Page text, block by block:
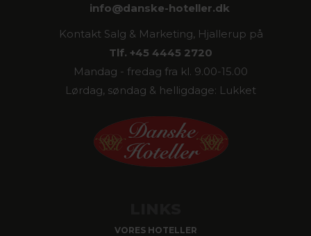
info@danske-hoteller.dk
Kontakt Salg & Marketing, Hjallerup på
Tlf. +45 4445 2720
Mandag - fredag fra kl. 9.00-15.00
Lørdag, søndag & helligdage: Lukket
VORES HOTELLER